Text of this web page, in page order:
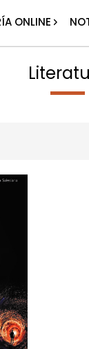
ONLINE